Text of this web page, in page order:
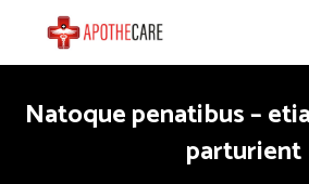
Natoque penatibus –
parturient